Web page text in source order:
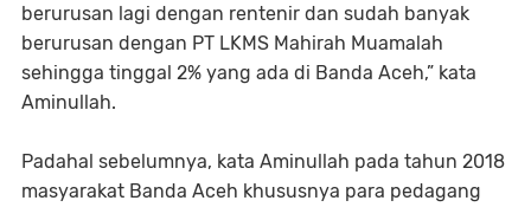
berurusan lagi dengan rentenir dan sudah banyak
berurusan dengan PT LKMS Mahirah Muamalah
sehingga tinggal 2% yang ada di Banda Aceh,” kata
Aminullah.
Padahal sebelumnya, kata Aminullah pada tahun 2018
masyarakat Banda Aceh khususnya para pedagang